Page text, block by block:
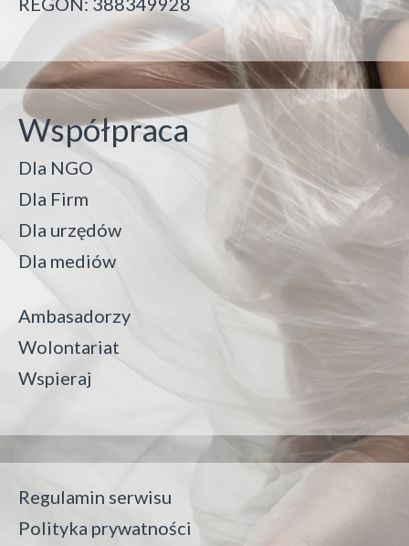
Współpraca
Dla NGO
Dla Firm
Dla urzędów
Dla mediów
Ambasadorzy
Wolontariat
Wspieraj
Regulamin serwisu
Polityka prywatności